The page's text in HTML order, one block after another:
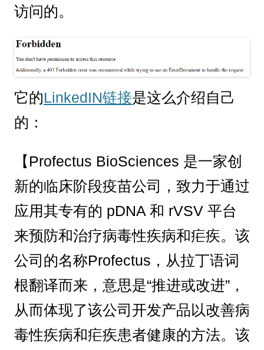
访问的。
它的LinkedIN链接是这么介绍自己
的：
【Profectus BioSciences 是一家创
新的临床阶段疫苗公司，致力于通过
应用其专有的 pDNA 和 rVSV 平台
来预防和治疗病毒性疾病和疟疾。该
公司的名称Profectus，从拉丁语词
根翻译而来，意思是“推进或改进”，
从而体现了该公司开发产品以改善病
毒性疾病和疟疾患者健康的方法。该